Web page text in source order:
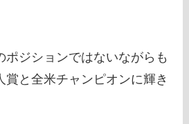
ポジションではないながらも
賞と全米チャンピオンに輝き